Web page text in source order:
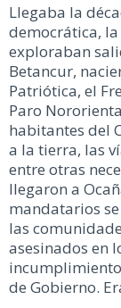
Llegaba la
democrática,
exploraban
Betancur,
Patriótica, el
Paro
habitantes del
a la tierra, las
entre otras
llegaron a
mandatarios
las
asesinados en
de Gobierno.